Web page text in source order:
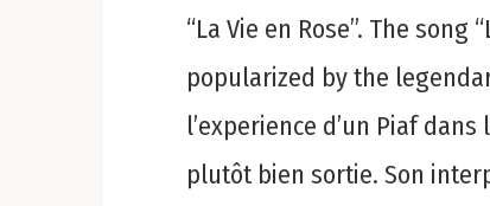
“La Vie en Rose”. The
popularized by the
l’experience d’un Piaf
plutôt bien sortie. Son